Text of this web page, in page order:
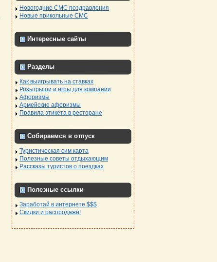
Новогодние СМС поздравления
Новые прикольные СМС
Интересные сайты
Разделы
Как выигрывать на ставках
Розыгрыши и игры для компании
Афоризмы
Армейские афоризмы
Правила этикета в ресторане
Собираемся в отпуск
Туристическая сим карта
Полезные советы отдыхающим
Рассказы туристов о поездках
Полезные ссылки
Заработай в интернете $$$
Скидки и распродажи!